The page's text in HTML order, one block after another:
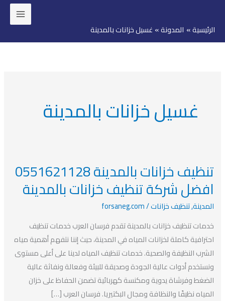
المحتوى
الرئيسية المدونة غسيل خزانات بالمدينة
غسيل خزانات بالمدينة
تنظيف خزانات بالمدينة 0551621128
افضل شركة تنظيف خزانات بالمدينة
المدينة,تنظيف خزانات/
forsaneg.com
خدمات تنظيف خزانات بالمدينة تقدم فرسان العرب خدمات تنظيف
احترافية كاملة لخزانات المياه في المدينة، حيث إننا نتفهم أهمية مياه
الشرب النظيفة والصحية. خدمات تنظيف المياه لدينا على أعلى مستوى
ونستخدم أدوات عالية الجودة وصديقة للبيئة وفعالة ونفاثة عالية
الضغط وفرشاة يدوية ومكنسة كهربائية تضمن الحفاظ على خزان
المياه نظيفًا والنظافة ومجال البكتيريا. فرسان العرب […]
تنظيف
خزانات
بالمدينة
0551621128
افضل
شركة
تنظيف
خزانات
بالمدينة